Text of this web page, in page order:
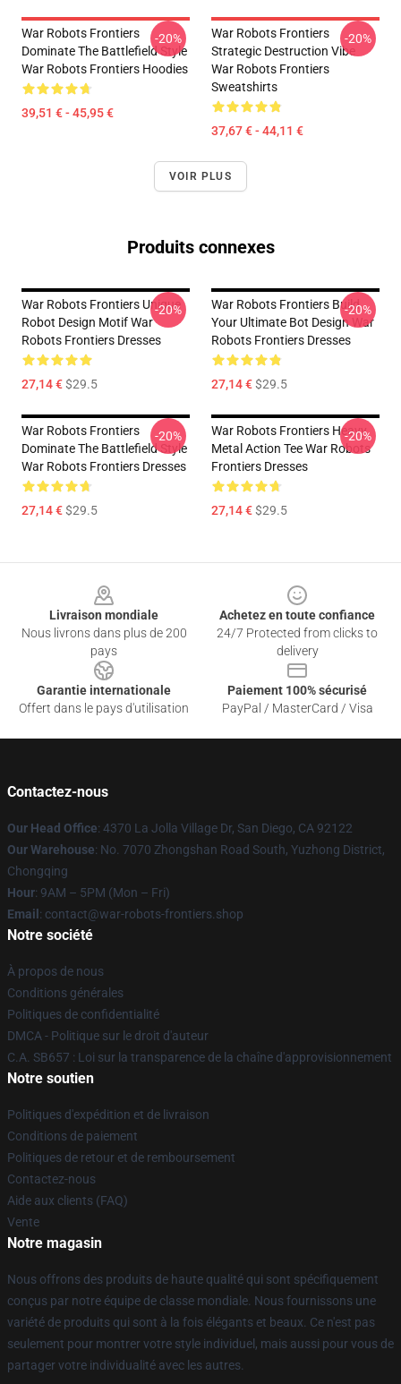
War Robots Frontiers
Dominate The Battlefield Style
War Robots Frontiers Hoodies
39,51 € - 45,95 €
-20%
War Robots Frontiers
Strategic Destruction Vibe
War Robots Frontiers
Sweatshirts
37,67 € - 44,11 €
-20%
VOIR PLUS
Produits connexes
War Robots Frontiers Unique
Robot Design Motif War
Robots Frontiers Dresses
27,14 €$29.5
-20%
War Robots Frontiers Build
Your Ultimate Bot Design War
Robots Frontiers Dresses
27,14 €$29.5
-20%
War Robots Frontiers
Dominate The Battlefield Style
War Robots Frontiers Dresses
27,14 €$29.5
-20%
War Robots Frontiers Heavy
Metal Action Tee War Robots
Frontiers Dresses
27,14 €$29.5
-20%
Livraison mondiale
Nous livrons dans plus de 200
pays
Achetez en toute confiance
24/7 Protected from clicks to
delivery
Garantie internationale
Offert dans le pays d'utilisation
Paiement 100% sécurisé
PayPal / MasterCard / Visa
Contactez-nous
Our Head Office: 4370 La Jolla Village Dr, San Diego, CA 92122
Our Warehouse: No. 7070 Zhongshan Road South, Yuzhong District,
Chongqing
Hour: 9AM – 5PM (Mon – Fri)
Email : contact@war-robots-frontiers.shop
Notre société
À propos de nous
Conditions générales
Politiques de confidentialité
DMCA - Politique sur le droit d'auteur
C.A. SB657 : Loi sur la transparence de la chaîne d'approvisionnement
Notre soutien
Politiques d'expédition et de livraison
Conditions de paiement
Politiques de retour et de remboursement
Contactez-nous
Aide aux clients (FAQ)
Vente
Notre magasin
Nous offrons des produits de haute qualité qui sont spécifiquement
conçus par notre équipe de classe mondiale. Nous fournissons une
variété de produits qui sont à la fois élégants et beaux. Ce n'est pas
seulement pour montrer votre style individuel, mais aussi pour vous de
partager votre individualité avec les autres.